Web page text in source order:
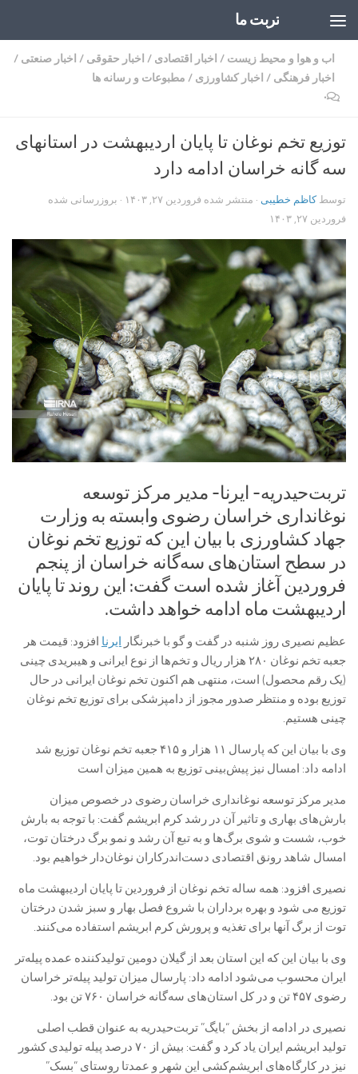
تربت ما
اب و هوا و محیط زیست / اخبار اقتصادی / اخبار حقوقی / اخبار صنعتی /
اخبار فرهنگی / اخبار کشاورزی / مطبوعات و رسانه ها
۰
توزیع تخم نوغان تا پایان اردیبهشت در استانهای
سه گانه خراسان ادامه دارد
توسطکاظم خطیبی · منتشر شده فروردین ۲۷, ۱۴۰۳
· بروزرسانی شده
فروردین ۲۷, ۱۴۰۳
تربت‌حیدریه- ایرنا- مدیر مرکز توسعه
نوغانداری خراسان رضوی وابسته به وزارت
جهاد کشاورزی با بیان این که توزیع تخم نوغان
در سطح استان‌های سه‌گانه خراسان از پنجم
فروردین آغاز شده‌ است گفت: این روند تا پایان
اردیبهشت ماه ادامه خواهد داشت.
عظیم نصیری روز شنبه در گفت و گو با خبرنگار ایرنا افزود: قیمت هر
جعبه تخم نوغان ۲۸۰ هزار ریال و تخم‌ها از نوع ایرانی و هیبریدی چینی
(یک رقم محصول) است، منتهی هم اکنون تخم نوغان ایرانی در حال
توزیع بوده و منتظر صدور مجوز از دامپزشکی برای توزیع تخم نوغان
چینی هستیم.
وی با بیان این که پارسال ۱۱ هزار و ۴۱۵ جعبه تخم نوغان توزیع شد
ادامه داد: امسال نیز پیش‌بینی توزیع به همین میزان است
مدیر مرکز توسعه نوغانداری خراسان رضوی در خصوص میزان
بارش‌های بهاری و تاثیر آن در رشد کرم ابریشم گفت: با توجه به بارش
خوب، شست و شوی برگ‌ها و به تبع آن رشد و نمو برگ درختان توت،
امسال شاهد رونق اقتصادی دست‌اندرکاران نوغان‌دار خواهیم بود.
نصیری افزود: همه ساله تخم نوغان از فروردین تا پایان اردیبهشت ماه
توزیع می شود و بهره برداران با شروع فصل بهار و سبز شدن درختان
توت از برگ آنها برای تغذیه و پرورش کرم ابریشم استفاده می‌کنند.
وی با بیان این که این استان بعد از گیلان دومین تولیدکننده عمده پیله‌تر
ایران محسوب می‌شود ادامه داد: پارسال میزان تولید پیله‌تر خراسان
رضوی ۴۵۷ تن و در کل استان‌های سه‌گانه خراسان ۷۶۰ تن بود.
نصیری در ادامه از بخش “بایگ” تربت‌حیدریه به عنوان قطب اصلی
تولید ابریشم ایران یاد کرد و گفت: بیش از ۷۰ درصد پیله‌ تولیدی کشور
نیز در کارگاه‌های ابریشم‌کشی این شهر و عمدتا روستای “بسک”